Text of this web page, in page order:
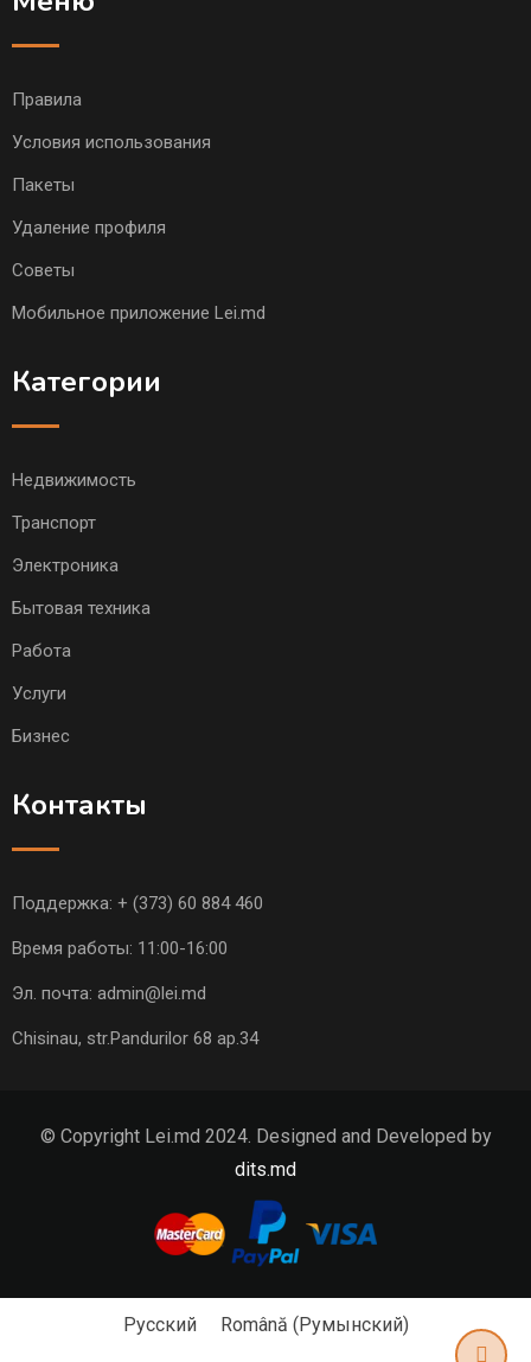
Правила
Условия использования
Пакеты
Удаление профиля
Советы
Мобильное приложение Lei.md
Категории
Недвижимость
Транспорт
Электроника
Бытовая техника
Работа
Услуги
Бизнес
Контакты
Поддержка: + (373) 60 884 460
Время работы: 11:00-16:00
Эл. почта: admin@lei.md
Chisinau, str.Pandurilor 68 ap.34
© Copyright Lei.md 2024. Designed and Developed by
dits.md
Русский Română (Румынский)